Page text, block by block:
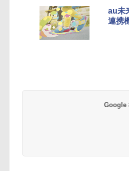
au未
連携
Google